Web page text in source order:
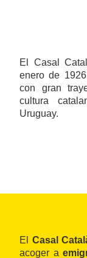
El Casal
enero de
con gran
cultura
Uruguay.
El Casal
acoger a